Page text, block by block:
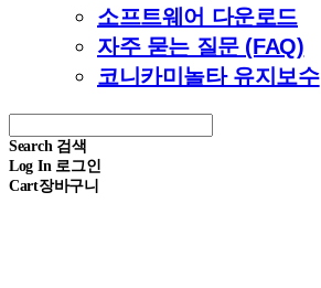
소프트웨어 다운로드
자주 묻는 질문 (FAQ)
코니카미놀타 유지보수
Search 검색
Log In 로그인
Cart장바구니